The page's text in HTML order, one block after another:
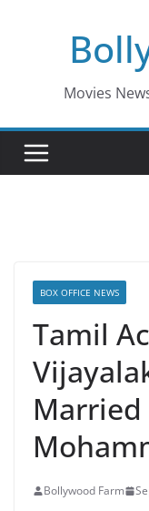
Movies
BOX OFFICE NEWS
Tamil
Married
Bollywood Farm